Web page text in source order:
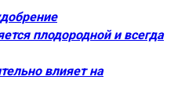
плодородной и всегда
влияет на